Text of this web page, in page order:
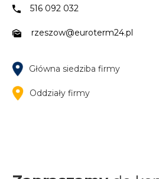
516 092 032
rzeszow@euroterm24.pl
Główna siedziba firmy
Oddziały firmy